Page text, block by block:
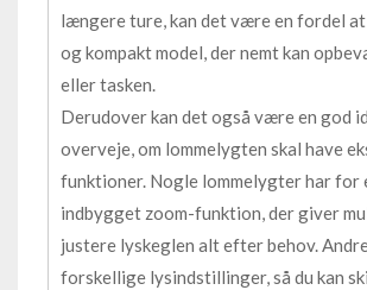
længere ture, kan det være en fordel
og kompakt model, der nemt kan
eller tasken.
Derudover kan det også være en god
overveje, om lommelygten skal have
funktioner. Nogle lommelygter har for
indbygget zoom-funktion, der giver
justere lyskeglen alt efter behov.
forskellige lysindstillinger, så du kan